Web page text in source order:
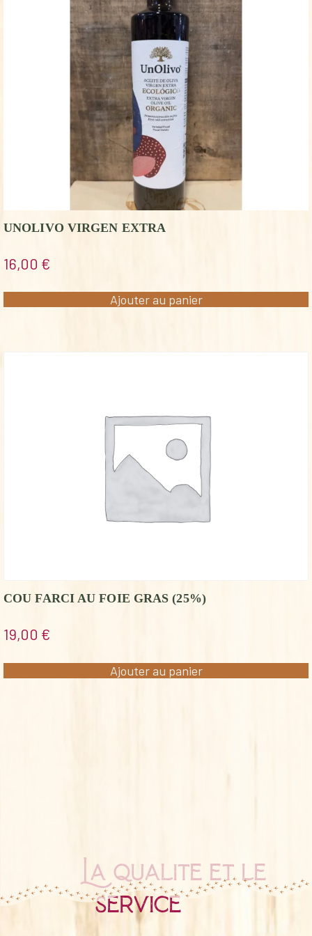
UNOLIVO VIRGEN EXTRA
16,00 €
Ajouter au panier
COU FARCI AU FOIE GRAS (25%)
19,00 €
Ajouter au panier
La qualité et le
service